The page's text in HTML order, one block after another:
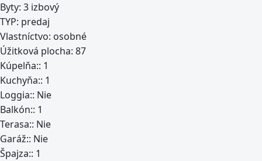
Byty: 3 izbový
TYP: predaj
Vlastníctvo: osobné
Úžitková plocha: 87
Kúpelňa:: 1
Kuchyňa:: 1
Loggia:: Nie
Balkón:: 1
Terasa:: Nie
Garáž:: Nie
Špajza:: 1